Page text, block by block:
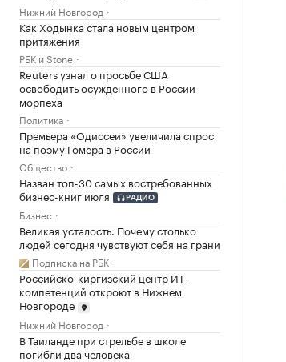
Нижний Новгород
Как Ходынка стала новым центром
притяжения
РБК и Stone
Reuters узнал о просьбе США
освободить осужденного в России
морпеха
Политика
Премьера «Одиссеи» увеличила спрос
на поэму Гомера в России
Общество
Назван топ-30 самых востребованных
бизнес-книг июля
РАДИО
Бизнес
Великая усталость. Почему столько
людей сегодня чувствуют себя на грани
Подписка на РБК
Российско-киргизский центр ИТ-
компетенций откроют в Нижнем
Новгороде
Нижний Новгород
В Таиланде при стрельбе в школе
погибли два человека